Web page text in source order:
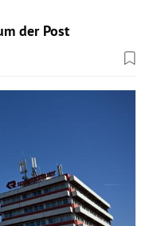
der Post